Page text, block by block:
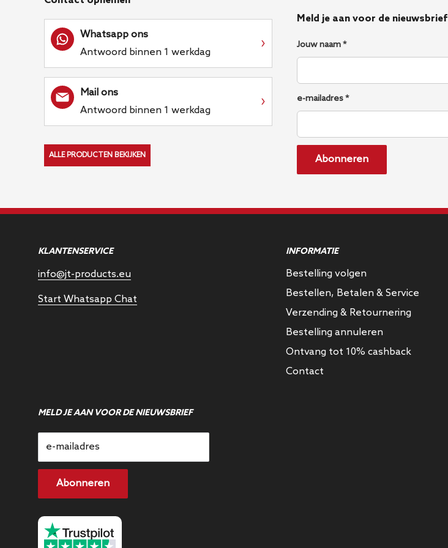
Whatsapp ons
Antwoord binnen 1 werkdag
›
Mail ons
Antwoord binnen 1 werkdag
›
ALLE PRODUCTEN BEKIJKEN
Meld je aan voor de nieuwsbrief
Jouw naam *
e-mailadres *
Abonneren
KLANTENSERVICE
info@jt-products.eu
Start Whatsapp Chat
INFORMATIE
Bestelling volgen
Bestellen, Betalen & Service
Verzending & Retournering
Bestelling annuleren
Ontvang tot 10% cashback
Contact
MELD JE AAN VOOR DE NIEUWSBRIEF
e-mailadres
Abonneren